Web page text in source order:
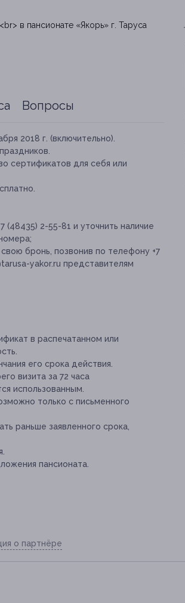
Вопросы
2018 г. (включительно).
сертификатов для себя или
2-55-81 и уточнить наличие
бронь, позвонив по телефону +7
yakor.ru представителям
в распечатанном или
его срока действия.
визита за 72 часа
использованным.
только с письменного
раньше заявленного срока,
пансионата.
о партнёре